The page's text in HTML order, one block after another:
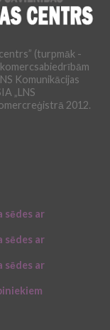
(turpmāk -
Komunikācijas
„LNS
2012.
sēdes ar
sēdes ar
sēdes ar